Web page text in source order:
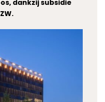
dankzij subsidie